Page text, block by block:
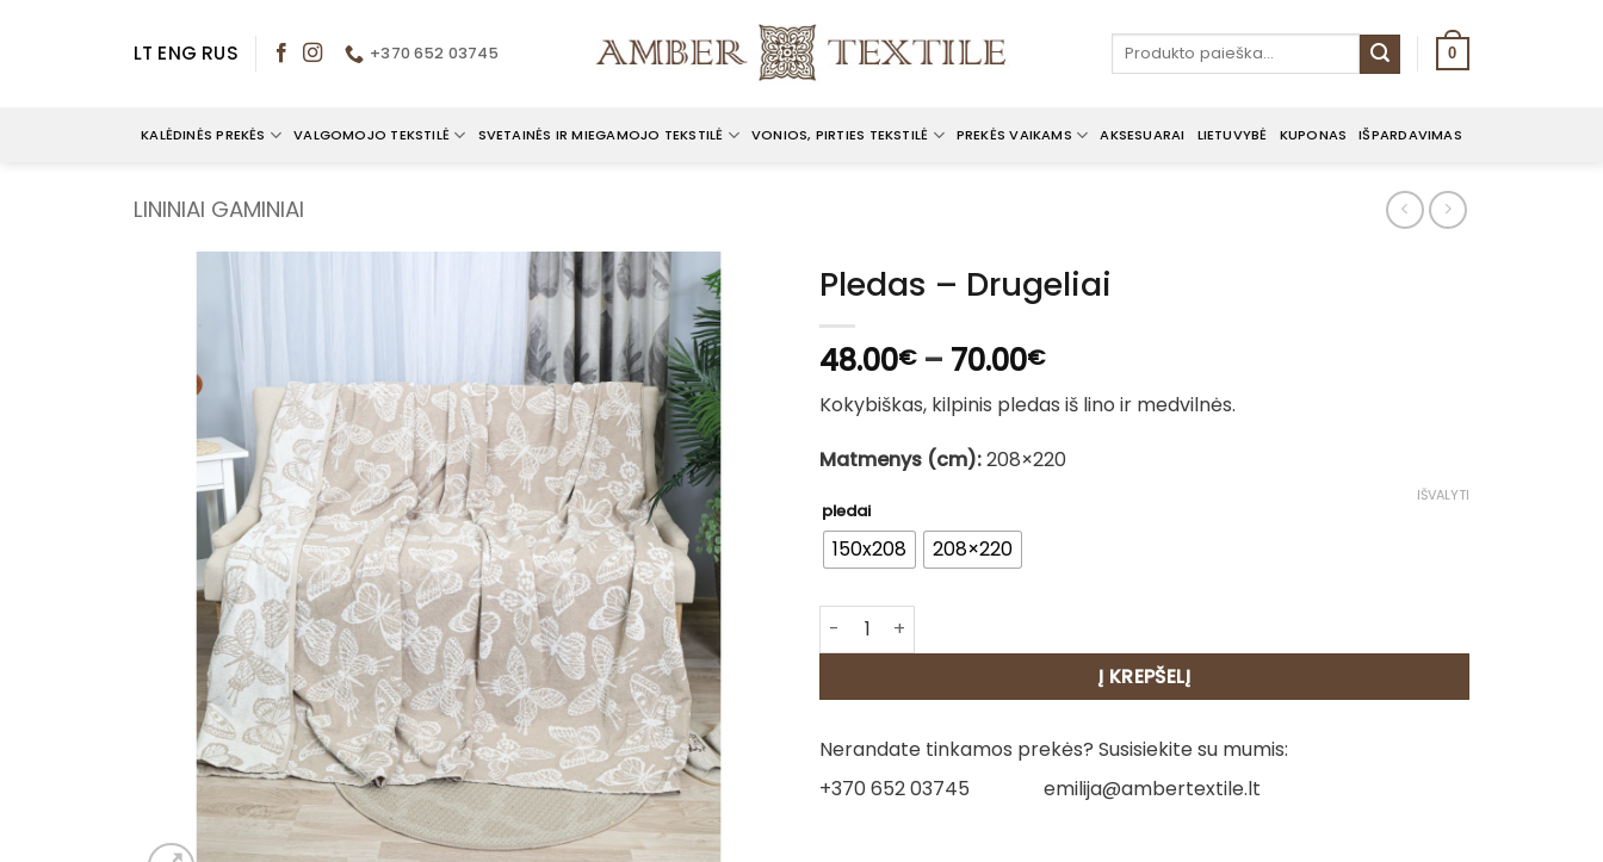
LT ENG RUS +370 652 03745 Ieškoti: 0
KALĖDINĖS PREKĖS VALGOMOJO TEKSTILĖ SVETAINĖS IR MIEGAMOJO TEKSTILĖ VONIOS, PIRTIES TEKSTILĖ PREKĖS VAIKAMS AKSESUARAI LIETUVYBĖ KUPONAS IŠPARDAVIMAS
LININIAI GAMINIAI
Pledas – Drugeliai
48.00€ – 70.00€Price
range:
48.00€
through
70.00€
Kokybiškas, kilpinis pledas iš lino ir medvilnės.
Matmenys (cm):208×220
pledai
150x208 208×220
IŠVALYTI
produkto kiekis: Pledas - Drugeliai
Į KREPŠELĮ
Nerandate tinkamos prekės? Susisiekite su mumis:
+370 652 03745
emilija@ambertextile.lt